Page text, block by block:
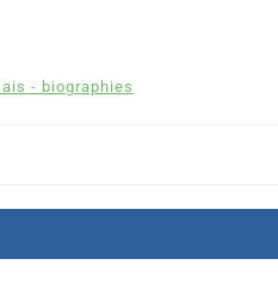
- biographies